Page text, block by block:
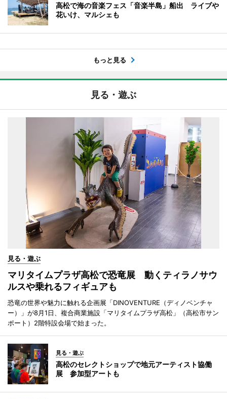
高松で海の音楽フェス「音楽半島」船出 ライブや
花いけ、マルシェも
もっと見る
見る・遊ぶ
見る・遊ぶ
マリタイムプラザ高松で恐竜展 動くティラノサウ
ルスや乗れるフィギュアも
恐竜の世界や魅力に触れる企画展「DINOVENTURE（ディノベンチャ
ー）」が8月1日、複合商業施設「マリタイムプラザ高松」（高松市サン
ポート）2階特設会場で始まった。
見る・遊ぶ
高松のセレクトショップで地元アーティスト協働
展 参加型アートも